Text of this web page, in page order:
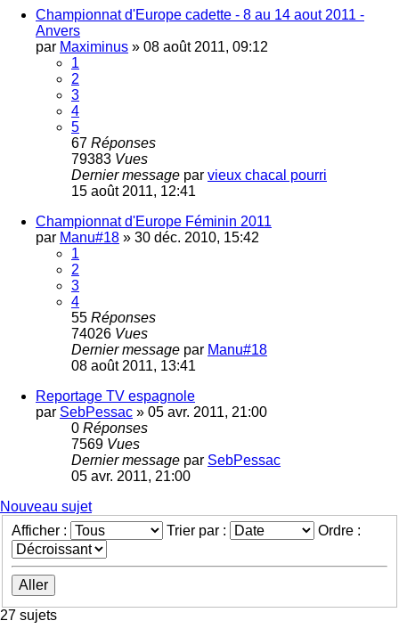
Championnat d'Europe cadette - 8 au 14 aout 2011 -
Anvers
par Maximinus » 08 août 2011, 09:12
1
2
3
4
5
67 Réponses
79383 Vues
Dernier message par vieux chacal pourri
15 août 2011, 12:41
Championnat d'Europe Féminin 2011
par Manu#18 » 30 déc. 2010, 15:42
1
2
3
4
55 Réponses
74026 Vues
Dernier message par Manu#18
08 août 2011, 13:41
Reportage TV espagnole
par SebPessac » 05 avr. 2011, 21:00
0 Réponses
7569 Vues
Dernier message par SebPessac
05 avr. 2011, 21:00
Nouveau sujet
Afficher :
Trier par : Ordre :
27 sujets